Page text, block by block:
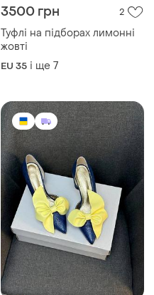
3500 грн 2
Туфлі на підборах лимонні
жовті
EU 35 і ще 7